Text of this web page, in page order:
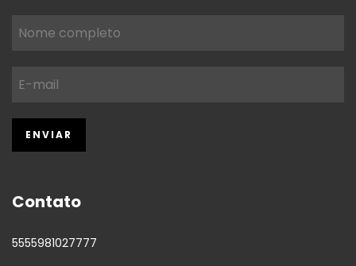
Contato
5555981027777